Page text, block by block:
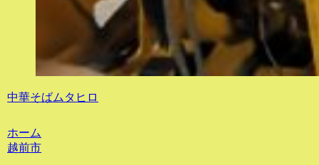
中華そばムタヒロ
ホーム
越前市